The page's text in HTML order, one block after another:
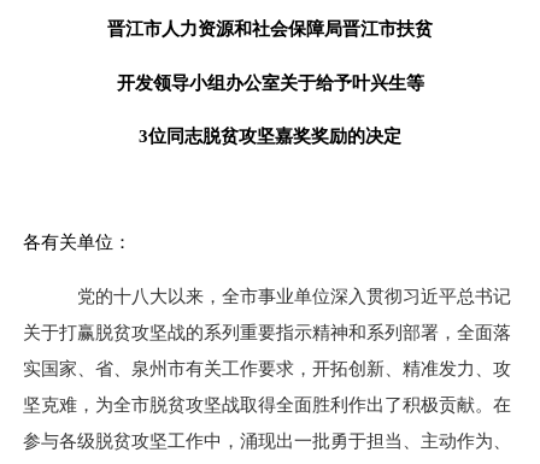
晋江市人力资源和社会保障局晋江市扶贫
开发领导小组办公室关于给予叶兴生等
3位同志脱贫攻坚嘉奖奖励的决定
各有关单位：
党的十八大以来，全市事业单位深入贯彻习近平总书记
关于打赢脱贫攻坚战的系列重要指示精神和系列部署，全面落
实国家、省、泉州市有关工作要求，开拓创新、精准发力、攻
坚克难，为全市脱贫攻坚战取得全面胜利作出了积极贡献。在
参与各级脱贫攻坚工作中，涌现出一批勇于担当、主动作为、